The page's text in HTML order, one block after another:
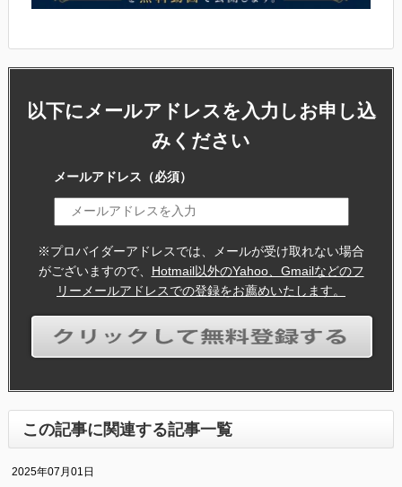
以下にメールアドレスを入力しお申し込
みください
メールアドレス （必須）
※プロバイダーアドレスでは、メールが受け取れない場合
がございますので、 Hotmail以外のYahoo、Gmailなどのフ
リーメールアドレスでの登録をお薦めいたします。
この記事に関連する記事一覧
2025年07月01日